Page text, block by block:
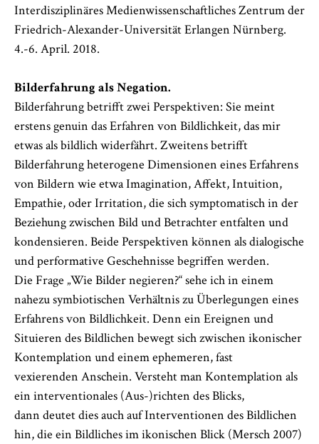
Interdisziplinäres Medienwissenschaftliches Zentrum der
Friedrich-Alexander-Universität Erlangen Nürnberg.
4.-6. April. 2018.
Bilderfahrung als Negation.
Bilderfahrung betrifft zwei Perspektiven: Sie meint
erstens genuin das Erfahren von Bildlichkeit, das mir
etwas als bildlich widerfährt. Zweitens betrifft
Bilderfahrung heterogene Dimensionen eines Erfahrens
von Bildern wie etwa Imagination, Affekt, Intuition,
Empathie, oder Irritation, die sich symptomatisch in der
Beziehung zwischen Bild und Betrachter entfalten und
kondensieren. Beide Perspektiven können als dialogische
und performative Geschehnisse begriffen werden.
Die Frage „Wie Bilder negieren?“ sehe ich in einem
nahezu symbiotischen Verhältnis zu Überlegungen eines
Erfahrens von Bildlichkeit. Denn ein Ereignen und
Situieren des Bildlichen bewegt sich zwischen ikonischer
Kontemplation und einem ephemeren, fast
vexierenden Anschein. Versteht man Kontemplation als
ein interventionales (Aus-)richten des Blicks,
dann deutet dies auch auf Interventionen des Bildlichen
hin, die ein Bildliches im ikonischen Blick (Mersch 2007)